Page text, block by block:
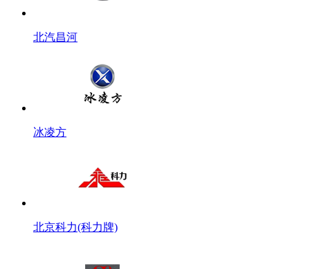
北汽昌河
冰凌方
北京科力(科力牌)